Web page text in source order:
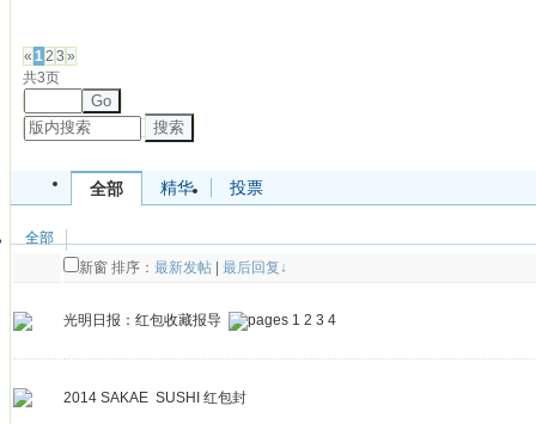
« 12 3 »
共3页
Go
搜索
全部 精华 投票
全部
新窗 排序： 最新发帖 最后回复↓
光明日报：红包收藏报导 1 2 3 4
2014 SAKAE SUSHI 红包封